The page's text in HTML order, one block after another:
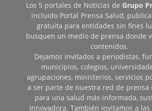
Los 5 portales de Noticias de Grupo
incluido Portal Prensa Salud,
gratuita para entidades sin fines
busquen un medio de prensa donde
contenidos.
Dejamos invitados a periodistas,
municipios, colegios,
agrupaciones, ministerios, servicios
a ser parte de nuestra red de prensa
para una salud más informada,
innovadora. También invitamos a las